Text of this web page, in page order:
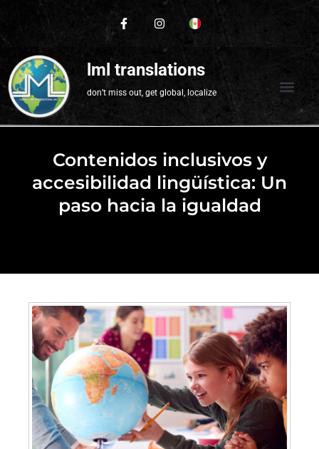
lml translations
don’t miss out, get global, localize
Contenidos inclusivos y
accesibilidad lingüística: Un
paso hacia la igualdad